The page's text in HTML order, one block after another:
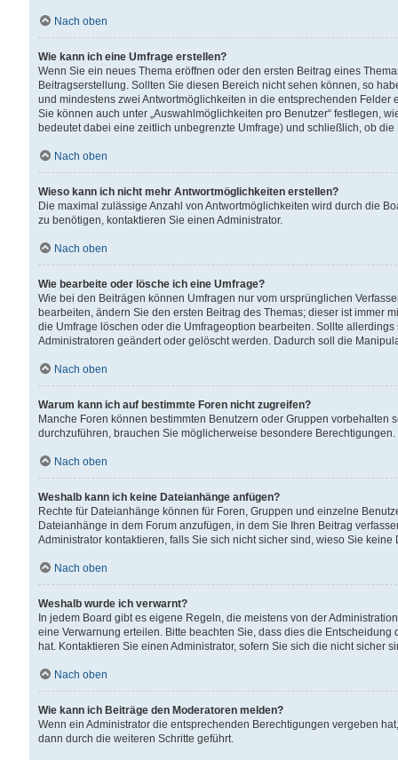
Nach oben
Wie kann ich eine Umfrage erstellen?
Wenn Sie ein neues Thema eröffnen oder den ersten Beitrag eines
Beitragserstellung. Sollten Sie diesen Bereich nicht sehen können, so
und mindestens zwei Antwortmöglichkeiten in die entsprechenden
Sie können auch unter „Auswahlmöglichkeiten pro Benutzer“ festlegen,
bedeutet dabei eine zeitlich unbegrenzte Umfrage) und schließlich, ob
Nach oben
Wieso kann ich nicht mehr Antwortmöglichkeiten erstellen?
Die maximal zulässige Anzahl von Antwortmöglichkeiten wird durch die
zu benötigen, kontaktieren Sie einen Administrator.
Nach oben
Wie bearbeite oder lösche ich eine Umfrage?
Wie bei den Beiträgen können Umfragen nur vom ursprünglichen
bearbeiten, ändern Sie den ersten Beitrag des Themas; dieser ist immer
die Umfrage löschen oder die Umfrageoption bearbeiten. Sollte
Administratoren geändert oder gelöscht werden. Dadurch soll die
Nach oben
Warum kann ich auf bestimmte Foren nicht zugreifen?
Manche Foren können bestimmten Benutzern oder Gruppen
durchzuführen, brauchen Sie möglicherweise besondere
Nach oben
Weshalb kann ich keine Dateianhänge anfügen?
Rechte für Dateianhänge können für Foren, Gruppen und einzelne
Dateianhänge in dem Forum anzufügen, in dem Sie Ihren Beitrag
Administrator kontaktieren, falls Sie sich nicht sicher sind, wieso Sie
Nach oben
Weshalb wurde ich verwarnt?
In jedem Board gibt es eigene Regeln, die meistens von der
eine Verwarnung erteilen. Bitte beachten Sie, dass dies die
hat. Kontaktieren Sie einen Administrator, sofern Sie sich die nicht sicher
Nach oben
Wie kann ich Beiträge den Moderatoren melden?
Wenn ein Administrator die entsprechenden Berechtigungen vergeben
dann durch die weiteren Schritte geführt.